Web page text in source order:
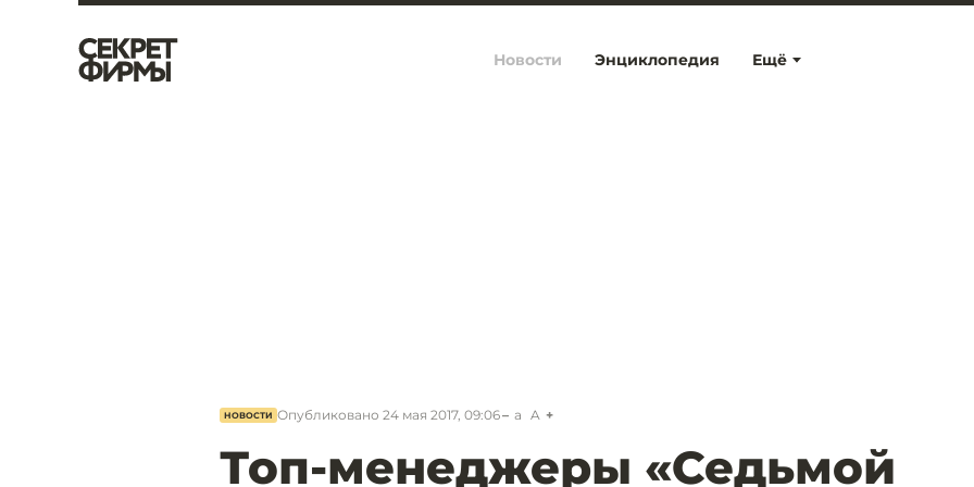
Ещё
Новости Энциклопедия
НОВОСТИ Опубликовано 24 мая 2017, 09:06 a A
Топ-менеджеры «Седьмой